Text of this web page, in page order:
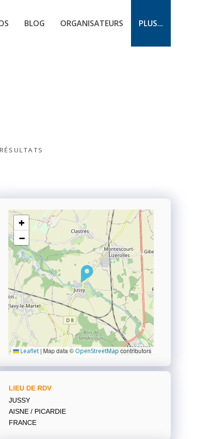
BLOG ORGANISATEURS PLUS...
+
−
Leaflet | Map data © OpenStreetMap contributors
LIEU DE RDV
JUSSY
AISNE / PICARDIE
FRANCE